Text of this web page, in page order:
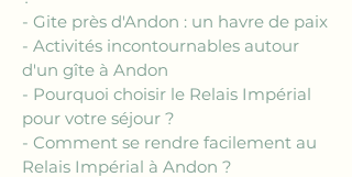
- Gite près d'Andon : un havre de paix
- Activités incontournables autour
d'un gîte à Andon
- Pourquoi choisir le Relais Impérial
pour votre séjour ?
- Comment se rendre facilement au
Relais Impérial à Andon ?